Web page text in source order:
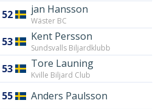
52 jan Hansson
Wäster BC
53 Kent Persson
Sundsvalls Biljardklubb
53 Tore Launing
Kville Biljard Club
55 Anders Paulsson